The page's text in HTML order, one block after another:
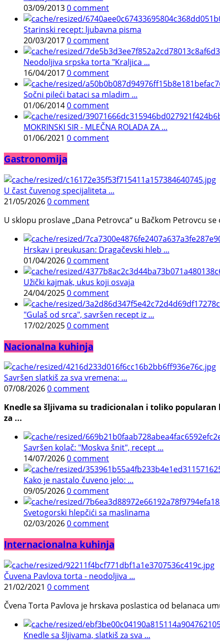
03/09/20130 comment
Starinski recept: ljubavna pisma
20/03/20170 comment
Neodoljiva srpska torta "Kraljica ...
16/04/20170 comment
Sočni pileći bataci sa mladim ...
01/06/20140 comment
MOKRINSKI SIR - MLEČNA ROLADA ZA ...
01/06/2021 0 comment
Gastronomija
U čast čuvenog specijaliteta ...
21/05/20260 comment
U sklopu proslave „Dana Petrovca“ u Bačkom Petrovcu
Hrskav i preukusan: Dragačevski hleb ...
01/04/20260 comment
Užički kajmak, ukus koji osvaja
24/04/20250 comment
"Gulaš od srca", savršen recept iz ...
17/02/20250 comment
Nacionalna kuhinja
Savršen slatkiš za sva vremena: ...
07/08/20260 comment
Knedle sa šljivama su tradicionalan i toliko popularan
za ...
Savršen kolač: "Moskva šnit", recept ...
14/07/20260 comment
Kako je nastalo čuveno jelo: ...
09/05/20260 comment
Svetogorski hlepčići sa maslinama
02/03/20260 comment
Internacionalna kuhinja
Čuvena Pavlova torta - neodoljiva ...
21/02/2021 0 comment
Čvena Torta Pavlova je hrskava poslastica od belanaca
Knedle sa šljivama, slatkiš za sva ...